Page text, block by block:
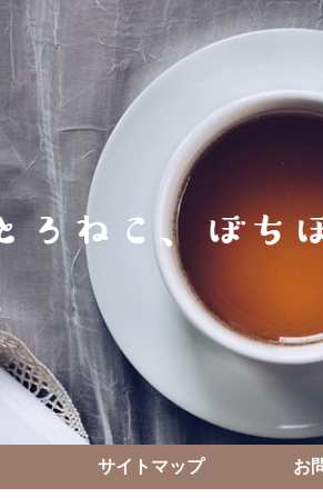
サイトマップ お